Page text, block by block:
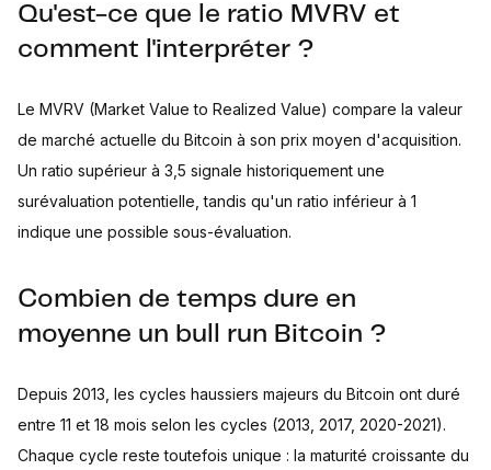
Qu'est-ce que le ratio MVRV et
comment l'interpréter ?
Le MVRV (Market Value to Realized Value) compare la valeur
de marché actuelle du Bitcoin à son prix moyen d'acquisition.
Un ratio supérieur à 3,5 signale historiquement une
surévaluation potentielle, tandis qu'un ratio inférieur à 1
indique une possible sous-évaluation.
Combien de temps dure en
moyenne un bull run Bitcoin ?
Depuis 2013, les cycles haussiers majeurs du Bitcoin ont duré
entre 11 et 18 mois selon les cycles (2013, 2017, 2020-2021).
Chaque cycle reste toutefois unique : la maturité croissante du